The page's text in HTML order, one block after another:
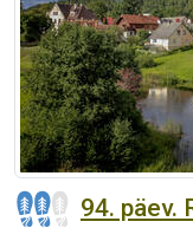
94. päev.